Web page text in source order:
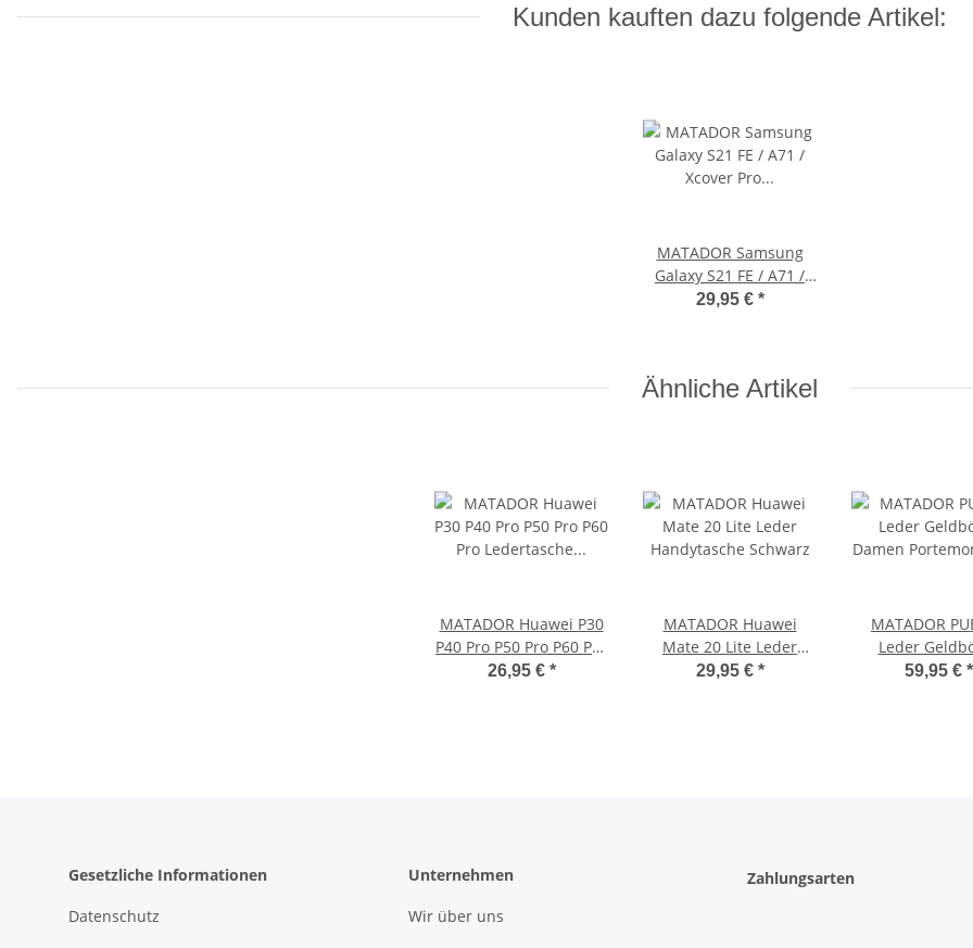
Kunden kauften dazu folgende Artikel:
MATADOR Samsung
Galaxy S21 FE / A71 /
Xcover Pro Leder-Case
29,95 € *
Ähnliche Artikel
MATADOR Huawei P30
P40 Pro P50 Pro P60 Pro
Ledertasche Schwarz
26,95 € *
MATADOR Huawei
Mate 20 Lite Leder
Handytasche Schwarz
29,95 € *
MATADOR
Leder
Damen59,95 € *
Gesetzliche Informationen
Datenschutz
Unternehmen
Wir über uns
Zahlungsarten